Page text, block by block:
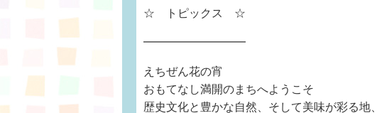
☆ トピックス ☆
━━━━━━━━━
えちぜん花の宵
おもてなし満開のまちへようこそ
歴史文化と豊かな自然、そして美味が彩る地